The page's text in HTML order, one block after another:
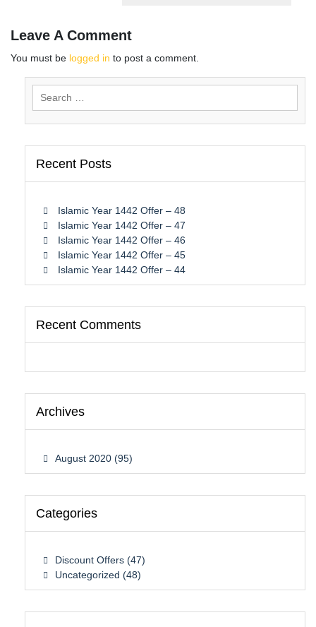
Leave A Comment
You must be logged in to post a comment.
Recent Posts
Islamic Year 1442 Offer – 48
Islamic Year 1442 Offer – 47
Islamic Year 1442 Offer – 46
Islamic Year 1442 Offer – 45
Islamic Year 1442 Offer – 44
Recent Comments
Archives
August 2020 (95)
Categories
Discount Offers (47)
Uncategorized (48)